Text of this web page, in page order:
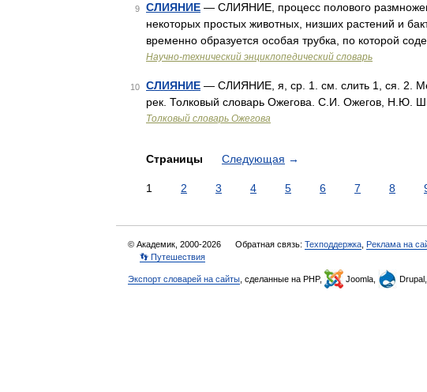
9 СЛИЯНИЕ — СЛИЯНИЕ, процесс полового
некоторых простых животных, низших растений и
временно образуется особая трубка, по которой
Научно-технический энциклопедический словарь
10 СЛИЯНИЕ — СЛИЯНИЕ, я, ср. 1. см. слить 1, ся. 2.
рек. Толковый словарь Ожегова. С.И. Ожегов, Н.Ю.
Толковый словарь Ожегова
Страницы Следующая →
1 2 3 4 5 6 7 8
© Академик, 2000-2026 Обратная связь: Техподдержка Реклама на
👣 Путешествия
Экспорт словарей на сайты , сделанные на PHP, Joomla, Drupal,